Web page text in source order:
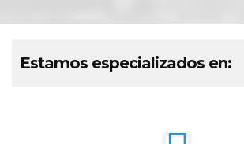
Estamos especializados en: